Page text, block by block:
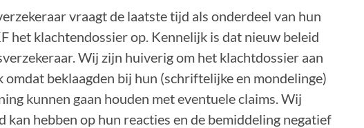
vraagt de laatste tijd als onderdeel van hun
het klachtendossier op. Kennelijk is dat nieuw beleid
Wij zijn huiverig om het klachtdossier aan
omdat beklaagden bij hun (schriftelijke en mondelinge)
kunnen gaan houden met eventuele claims. Wij
kan hebben op hun reacties en de bemiddeling negatief